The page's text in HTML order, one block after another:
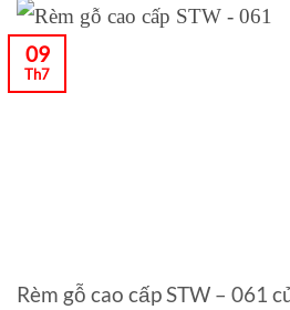
Rèm gỗ cao cấp STW – 061
09
Th7